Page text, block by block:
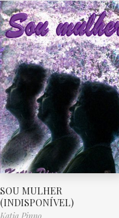
SOU MULHER
(INDISPONÍVEL)